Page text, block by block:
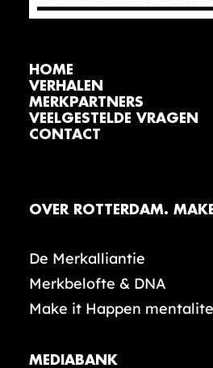
HOME
VERHALEN
MERKPARTNERS
VEELGESTELDE VRAGEN
CONTACT
OVER ROTTERDAM.
De Merkalliantie
Merkbelofte & DNA
Make it Happen
MEDIABANK